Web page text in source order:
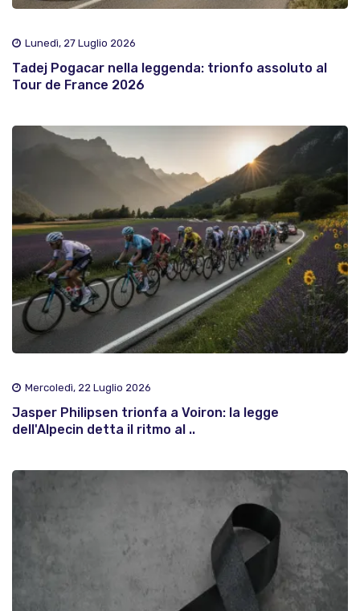
Lunedì, 27 Luglio 2026
Tadej Pogacar nella leggenda: trionfo assoluto al
Tour de France 2026
Mercoledì, 22 Luglio 2026
Jasper Philipsen trionfa a Voiron: la legge
dell'Alpecin detta il ritmo al ..